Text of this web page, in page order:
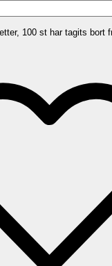
100 st har tagits bort